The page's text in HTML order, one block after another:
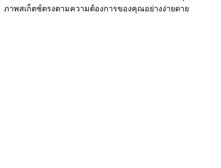
ภาพสเก็ตช์ตรงตามความต้องการของคุณอย่างง่ายดาย